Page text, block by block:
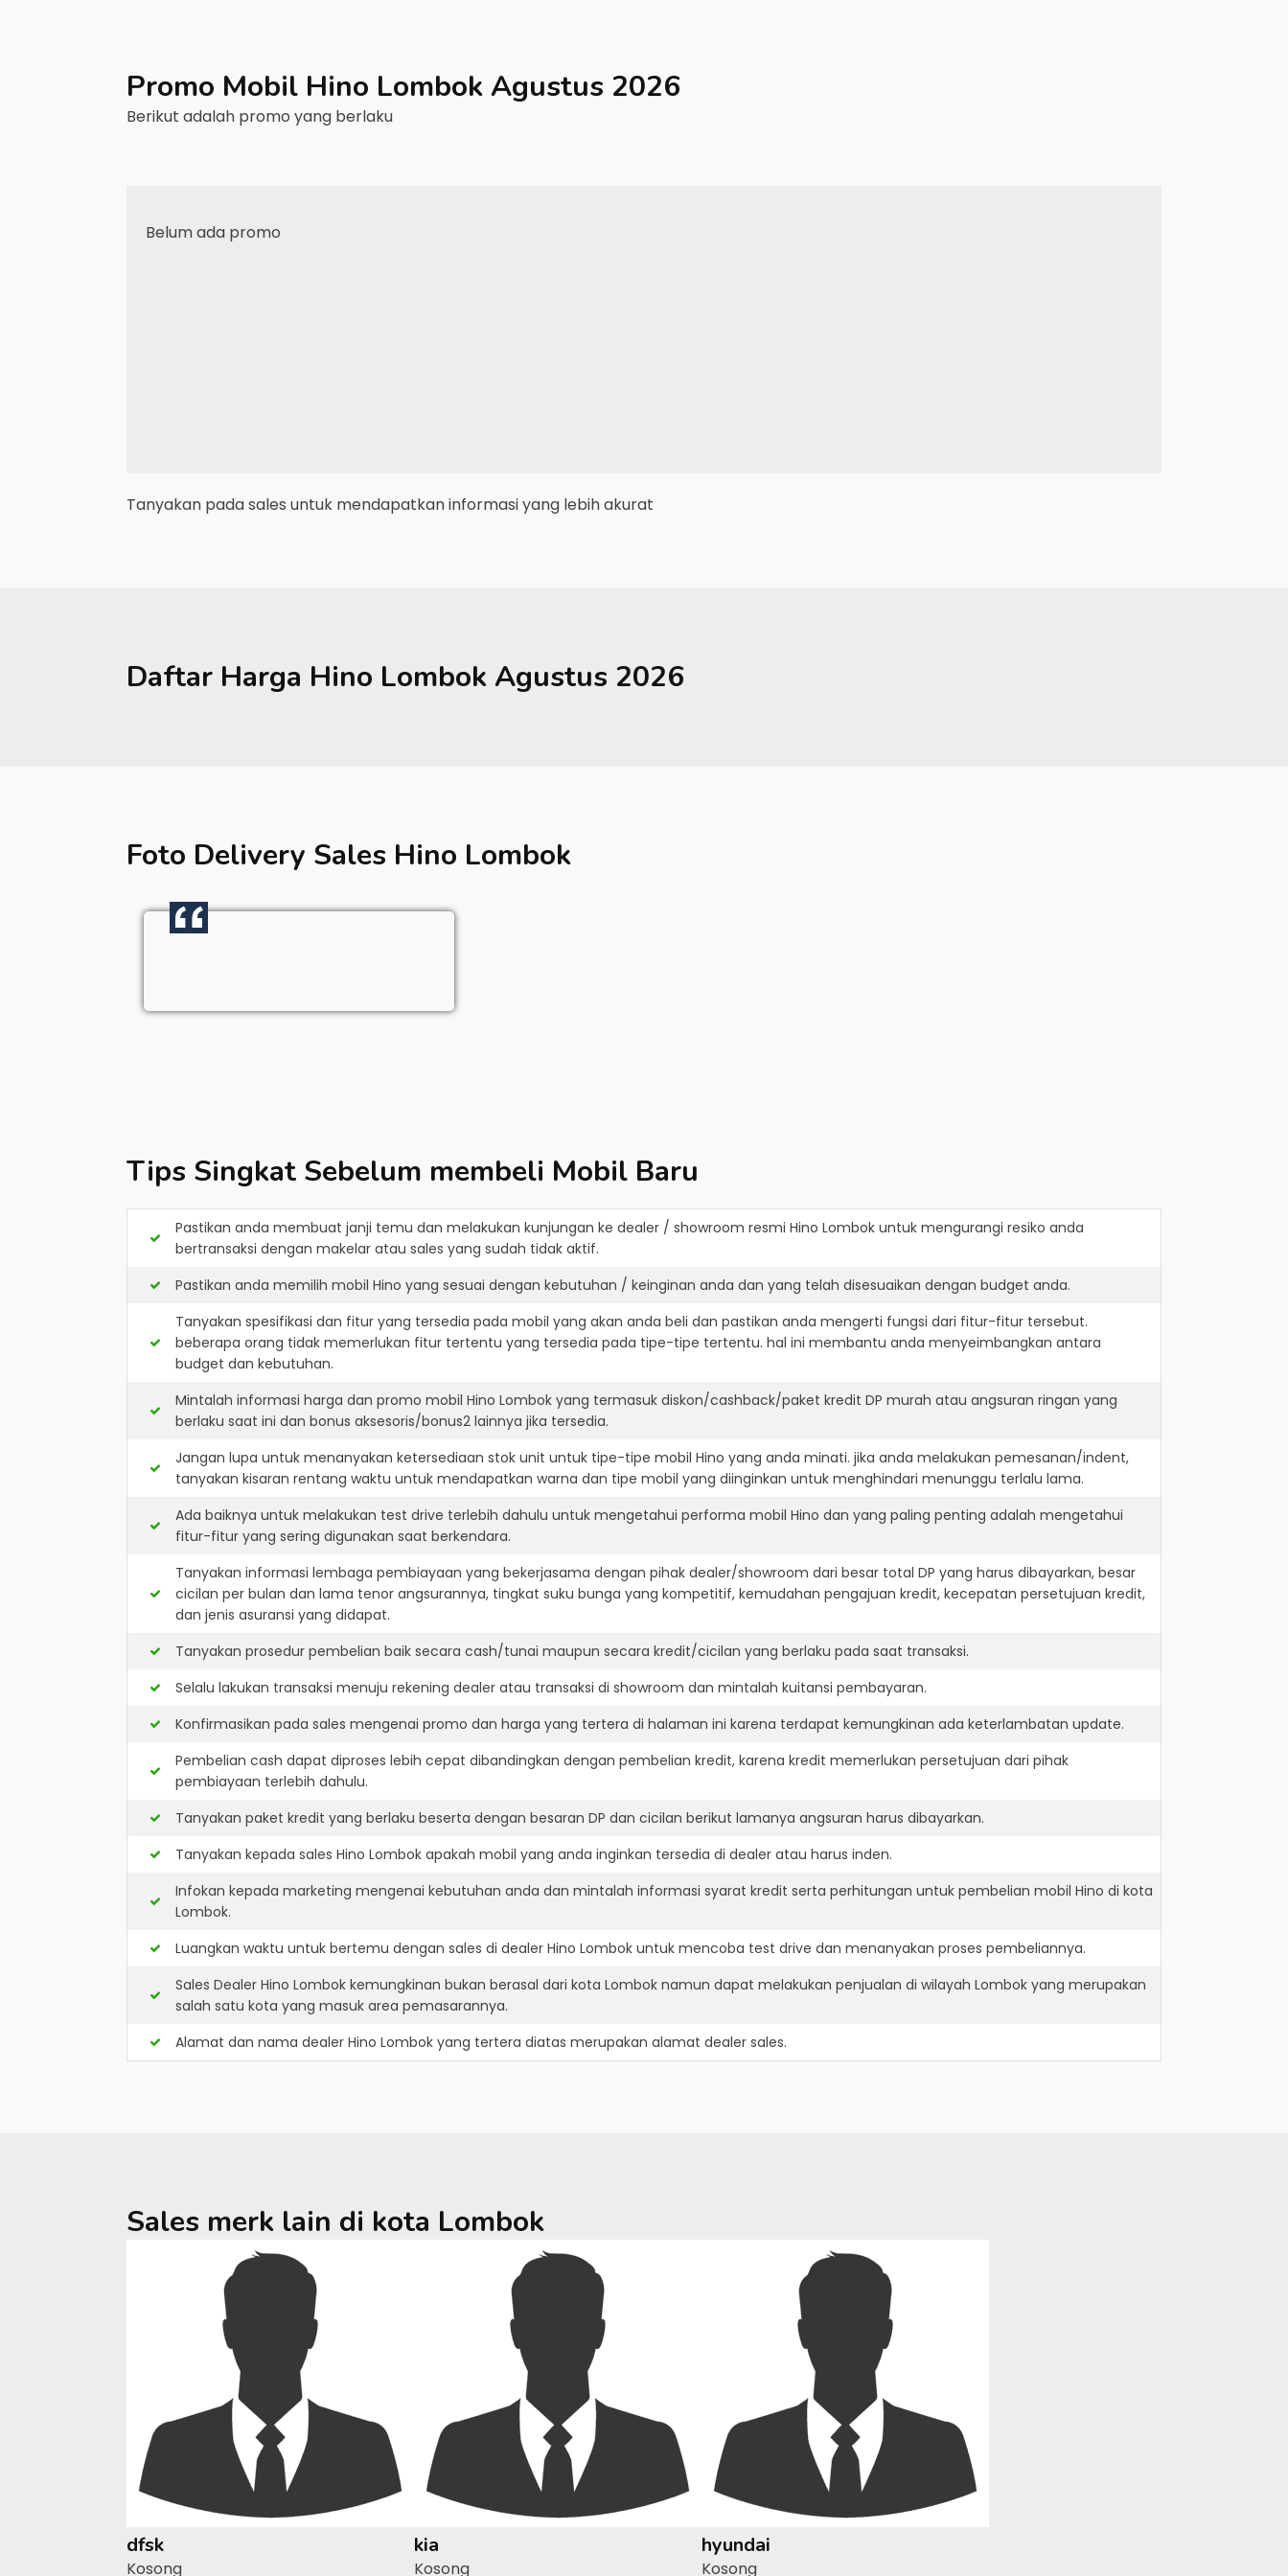
Promo Mobil Hino LombokAgustus 2026
Berikut adalah promo yang berlaku
Belum ada promo
Tanyakan pada sales untuk mendapatkan informasi yang lebih akurat
Daftar Harga Hino LombokAgustus 2026
Foto Delivery Sales Hino Lombok
Tips Singkat Sebelum membeli Mobil Baru
Pastikan anda membuat janji temu dan melakukan kunjungan ke dealer / showroom resmi Hino Lombok untuk mengurangi resiko anda
bertransaksi dengan makelar atau sales yang sudah tidak aktif.
Pastikan anda memilih mobil Hino yang sesuai dengan kebutuhan / keinginan anda dan yang telah disesuaikan dengan budget anda.
Tanyakan spesifikasi dan fitur yang tersedia pada mobil yang akan anda beli dan pastikan anda mengerti fungsi dari fitur-fitur tersebut.
beberapa orang tidak memerlukan fitur tertentu yang tersedia pada tipe-tipe tertentu. hal ini membantu anda menyeimbangkan antara
budget dan kebutuhan.
Mintalah informasi harga dan promo mobil Hino Lombok yang termasuk diskon/cashback/paket kredit DP murah atau angsuran ringan yang
berlaku saat ini dan bonus aksesoris/bonus2 lainnya jika tersedia.
Jangan lupa untuk menanyakan ketersediaan stok unit untuk tipe-tipe mobil Hino yang anda minati. jika anda melakukan pemesanan/indent,
tanyakan kisaran rentang waktu untuk mendapatkan warna dan tipe mobil yang diinginkan untuk menghindari menunggu terlalu lama.
Ada baiknya untuk melakukan test drive terlebih dahulu untuk mengetahui performa mobil Hino dan yang paling penting adalah mengetahui
fitur-fitur yang sering digunakan saat berkendara.
Tanyakan informasi lembaga pembiayaan yang bekerjasama dengan pihak dealer/showroom dari besar total DP yang harus dibayarkan, besar
cicilan per bulan dan lama tenor angsurannya, tingkat suku bunga yang kompetitif, kemudahan pengajuan kredit, kecepatan persetujuan kredit,
dan jenis asuransi yang didapat.
Tanyakan prosedur pembelian baik secara cash/tunai maupun secara kredit/cicilan yang berlaku pada saat transaksi.
Selalu lakukan transaksi menuju rekening dealer atau transaksi di showroom dan mintalah kuitansi pembayaran.
Konfirmasikan pada sales mengenai promo dan harga yang tertera di halaman ini karena terdapat kemungkinan ada keterlambatan update.
Pembelian cash dapat diproses lebih cepat dibandingkan dengan pembelian kredit, karena kredit memerlukan persetujuan dari pihak
pembiayaan terlebih dahulu.
Tanyakan paket kredit yang berlaku beserta dengan besaran DP dan cicilan berikut lamanya angsuran harus dibayarkan.
Tanyakan kepada sales Hino Lombok apakah mobil yang anda inginkan tersedia di dealer atau harus inden.
Infokan kepada marketing mengenai kebutuhan anda dan mintalah informasi syarat kredit serta perhitungan untuk pembelian mobil Hino di kota
Lombok.
Luangkan waktu untuk bertemu dengan sales di dealer Hino Lombok untuk mencoba test drive dan menanyakan proses pembeliannya.
Sales Dealer Hino Lombok kemungkinan bukan berasal dari kota Lombok namun dapat melakukan penjualan di wilayah Lombok yang merupakan
salah satu kota yang masuk area pemasarannya.
Alamat dan nama dealer Hino Lombok yang tertera diatas merupakan alamat dealer sales.
Sales merk lain di kota Lombok
dfsk
Kosong
kia
Kosong
hyundai
Kosong